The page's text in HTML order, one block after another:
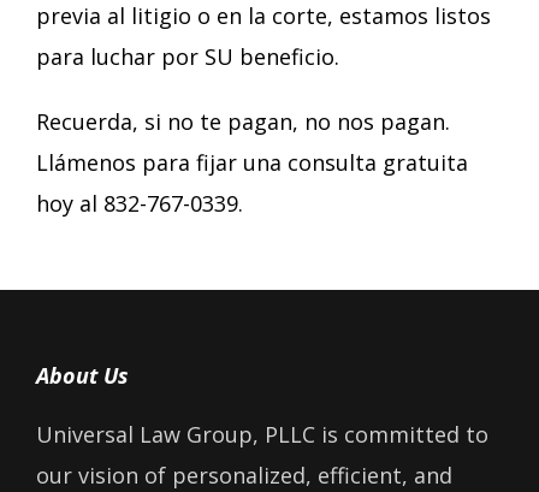
previa al litigio o en la corte, estamos listos
para luchar por SU beneficio.
Recuerda, si no te pagan, no nos pagan.
Llámenos para fijar una consulta gratuita
hoy al 832-767-0339.
About Us
Universal Law Group, PLLC is committed to
our vision of personalized, efficient, and